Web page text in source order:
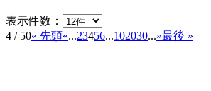
表示件数：
4 / 50« 先頭«...23456...102030...»最後 »